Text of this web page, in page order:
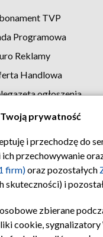
TVP
Programowa
Reklamy
Handlowa
ogłoszenia
prywatność
i przechodzę do
przechowywanie
firm)oraz pozostałych
skuteczności) i
zbierane
cookie, sygnalizatory